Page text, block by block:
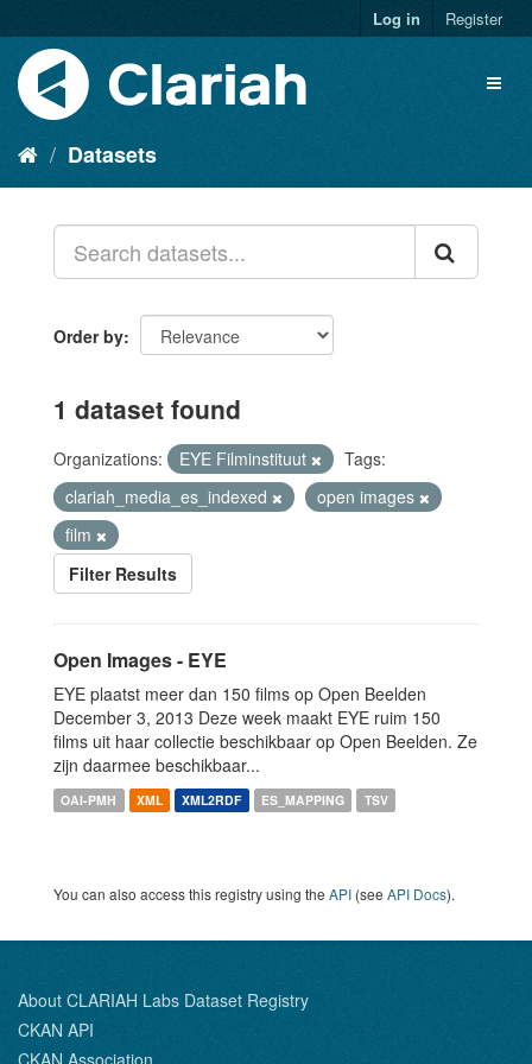
Log in Register
Datasets
Order by
1 dataset found
Organizations: EYE Filminstituut
Tags:
clariah_media_es_indexed
open images
film
Filter Results
Open Images - EYE
EYE plaatst meer dan 150 films op Open Beelden
December 3, 2013 Deze week maakt EYE ruim 150
films uit haar collectie beschikbaar op Open Beelden. Ze
zijn daarmee beschikbaar...
OAI-PMH XML XML2RDF ES_MAPPING TSV
You can also access this registry using the API (see API Docs).
About CLARIAH Labs Dataset Registry
CKAN API
CKAN Association